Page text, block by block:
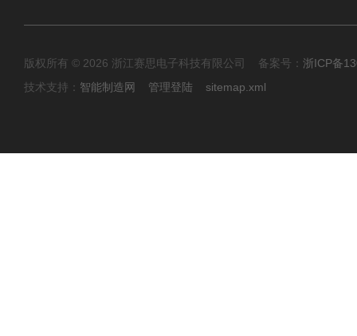
版权所有 © 2026 浙江赛思电子科技有限公司 备案号： 浙ICP备
技术支持： 智能制造网 管理登陆 sitemap.xml